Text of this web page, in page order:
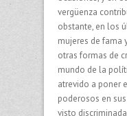
vergüenza
obstante, en los
mujeres de fama
otras formas de
mundo de la
atrevido a poner
poderosos en
visto